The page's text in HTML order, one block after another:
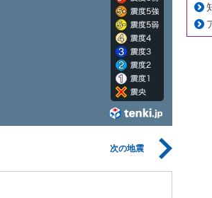
次の地震